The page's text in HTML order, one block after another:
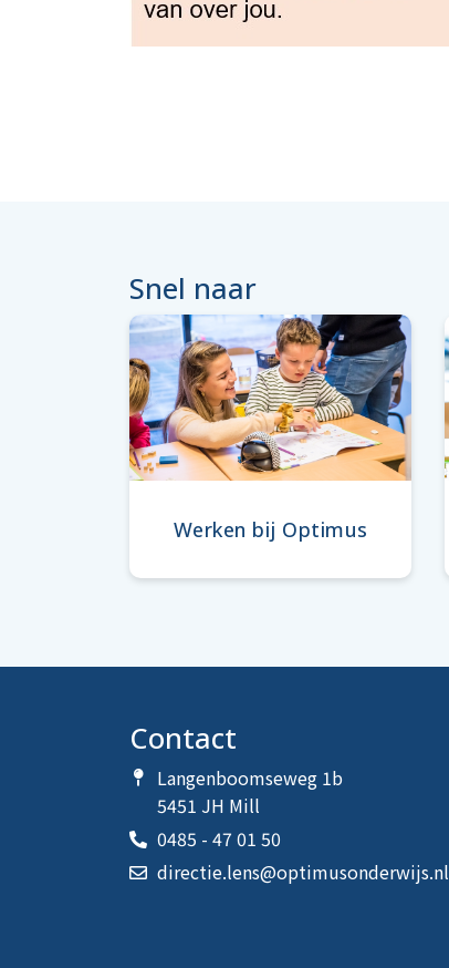
Snel naar
Werken bij Optimus
Contact
Langenboomseweg 1b
5451 JH Mill
0485 - 47 01 50
directie.lens@optimusonderwijs.nl